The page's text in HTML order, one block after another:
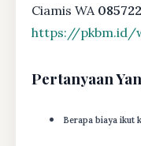
Ciamis WA
https://pkbm.id/
Pertanyaan
Berapa biaya ikut